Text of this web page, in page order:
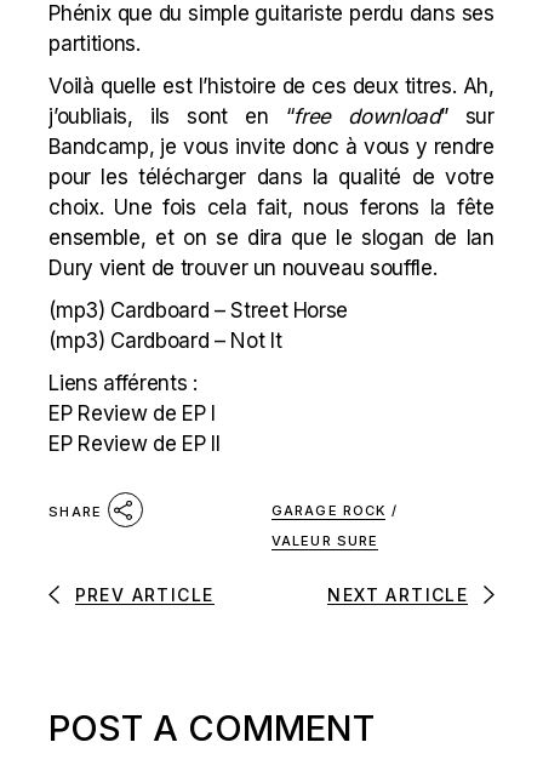
Phénix que du simple guitariste perdu dans ses
partitions.
Voilà quelle est l’histoire de ces deux titres. Ah,
j’oubliais, ils sont en “free download” sur
Bandcamp, je vous invite donc à vous y rendre
pour les télécharger dans la qualité de votre
choix. Une fois cela fait, nous ferons la fête
ensemble, et on se dira que leslogan de Ian
Dury vient de trouver un nouveau souffle.
(mp3) Cardboard – Street Horse
(mp3) Cardboard – Not It
Liens afférents :
EP Review de EP I
EP Review de EP II
SHARE GARAGE ROCK /
VALEUR SURE
PREV ARTICLE NEXT ARTICLE
POST A COMMENT